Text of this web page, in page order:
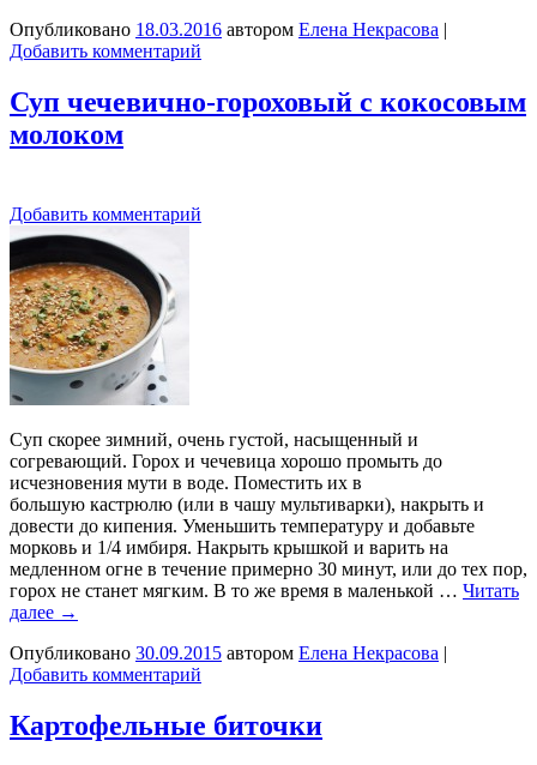
Опубликовано 18.03.2016 автором Елена Некрасова |
Добавить комментарий
Суп чечевично-гороховый с кокосовым
молоком
Добавить комментарий
Суп скорее зимний, очень густой, насыщенный и
согревающий. Горох и чечевица хорошо промыть до
исчезновения мути в воде. Поместить их в
большую кастрюлю (или в чашу мультиварки), накрыть и
довести до кипения. Уменьшить температуру и добавьте
морковь и 1/4 имбиря. Накрыть крышкой и варить на
медленном огне в течение примерно 30 минут, или до тех пор,
горох не станет мягким. В то же время в маленькой … Читать
далее →
Опубликовано 30.09.2015 автором Елена Некрасова |
Добавить комментарий
Картофельные биточки